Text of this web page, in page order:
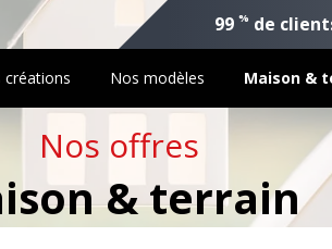
créations Nos modèles Maison &
99 % de
Nos offres
& terrain